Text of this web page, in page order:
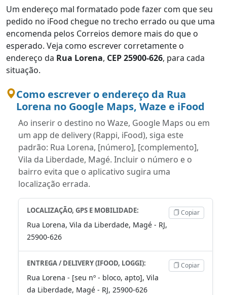
Um endereço mal formatado pode fazer com que seu
pedido no iFood chegue no trecho errado ou que uma
encomenda pelos Correios demore mais do que o
esperado. Veja como escrever corretamente o
endereço da Rua Lorena, CEP 25900-626, para cada
situação.
Como escrever o endereço da Rua
Lorena no Google Maps, Waze e iFood
Ao inserir o destino no Waze, Google Maps ou em
um app de delivery (Rappi, iFood), siga este
padrão: Rua Lorena, [número], [complemento],
Vila da Liberdade, Magé. Incluir o número e o
bairro evita que o aplicativo sugira uma
localização errada.
LOCALIZAÇÃO, GPS E MOBILIDADE:
Rua Lorena, Vila da Liberdade, Magé - RJ,
25900-626
Copiar
ENTREGA / DELIVERY (IFOOD, LOGGI):
Rua Lorena - [seu nº - bloco, apto], Vila
da Liberdade, Magé - RJ, 25900-626
Copiar